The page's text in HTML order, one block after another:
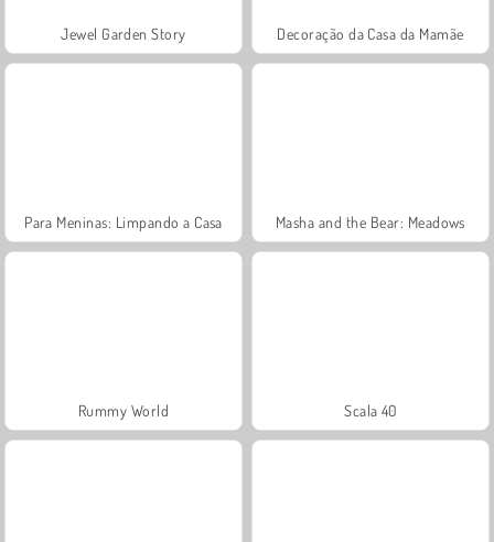
Jewel Garden Story Decoração da Casa da Mamãe
Para Meninas: Limpando a Casa Masha and the Bear: Meadows
Rummy World Scala 40